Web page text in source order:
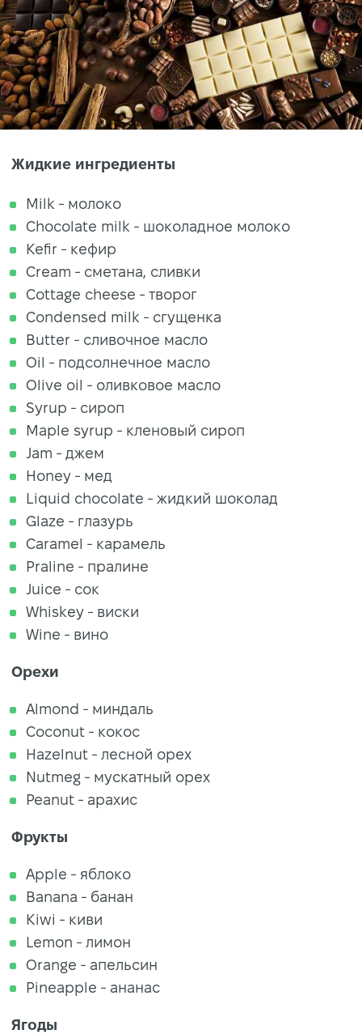
Жидкие ингредиенты
Milk - молоко
Chocolate milk - шоколадное молоко
Kefir - кефир
Cream - сметана, сливки
Cottage cheese - творог
Condensed milk - сгущенка
Butter - сливочное масло
Oil - подсолнечное масло
Olive oil - оливковое масло
Syrup - сироп
Maple syrup - кленовый сироп
Jam - джем
Honey - мед
Liquid chocolate - жидкий шоколад
Glaze - глазурь
Caramel - карамель
Praline - пралине
Juice - сок
Whiskey - виски
Wine - вино
Орехи
Almond - миндаль
Coconut - кокос
Hazelnut - лесной орех
Nutmeg - мускатный орех
Peanut - арахис
Фрукты
Apple - яблоко
Banana - банан
Kiwi - киви
Lemon - лимон
Orange - апельсин
Pineapple - ананас
Ягоды